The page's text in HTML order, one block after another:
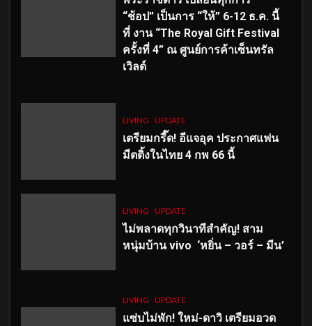
“ช้อป” เป็นการ “ให้” 6-12 ธ.ค. นี้
ที่ งาน “The Royal Gift Festival
ครั้งที่ 4” ณ ศูนย์การค้าเซ็นทรัล
เวิลด์
LIVING UPDATE
เตรียมกรี๊ด! อีแจอุค ประกาศแฟน
มีตติ้งในไทย 4 กพ 66 นี้
LIVING UPDATE
ไม่พลาดทุกวินาทีสำคัญ! สาม
หนุ่มบ้าน vivo ‘หยิ่น – วอร์ – มีน’
LIVING UPDATE
แซ่บไม่พัก! ใหม่-ดาวิ เตรียมอวด